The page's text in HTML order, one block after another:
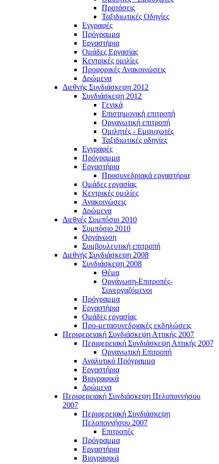
Προτάσεις
Ταξιδιωτικές Οδηγίες
Εγγραφές
Πρόγραμμα
Εργαστήρια
Ομάδες Εργασίας
Κεντρικές ομιλίες
Προφορικές Ανακοινώσεις
Δρώμενα
Διεθνής Συνδιάσκεψη 2012
Συνδιάσκεψη 2012
Γενικά
Επιστημονική επιτροπή
Οργανωτική επιτροπή
Ομιλητές - Εμψυχωτές
Ταξιδιωτικές οδηγίες
Εγγραφές
Πρόγραμμα
Εργαστήρια
Προσυνεδριακά εργαστήρια
Ομάδες εργασίας
Κεντρικές ομιλίες
Ανακοινώσεις
Δρώμενα
Διεθνές Συμπόσιο 2010
Συμπόσιο 2010
Οργάνωση
Συμβουλευτική επιτροπή
Διεθνής Συνδιάσκεψη 2008
Συνδιάσκεψη 2008
Θέμα
Οργάνωση-Επιτροπές-
Συνεργαζόμενοι
Πρόγραμμα
Εργαστήρια
Ομάδες εργασίας
Προ-μετασυνεδριακές εκδηλώσεις
Περιφερειακή Συνδιάσκεψη Αττικής 2007
Περιφερειακή Συνδιάσκεψη Αττικής 2007
Οργανωτική Επιτροπή
Αναλυτικό Πρόγραμμα
Εργαστήρια
Βιογραφικά
Δρώμενα
Περιφερειακή Συνδιάσκεψη Πελοποννήσου
2007
Περιφερειακή Συνδιάσκεψη
Πελοποννήσου 2007
Επιτροπές
Πρόγραμμα
Εργαστήρια
Βιογραφικά